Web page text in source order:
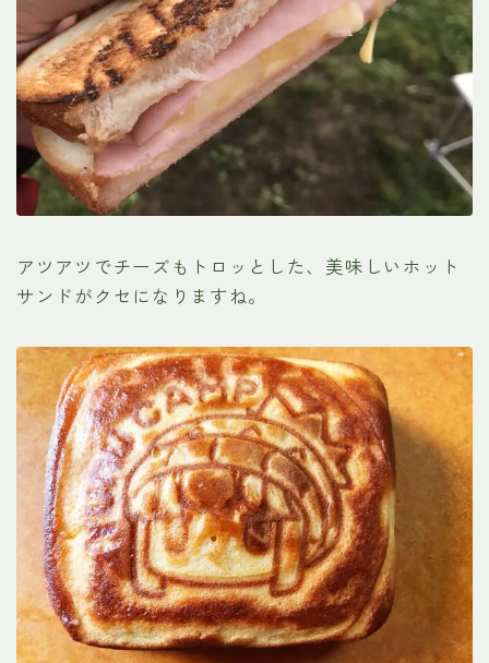
アツアツでチーズもトロッとした、美味しいホット
サンドがクセになりますね。